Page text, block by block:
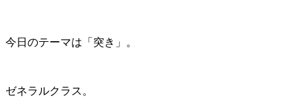
今日のテーマは「突き」。
ゼネラルクラス。